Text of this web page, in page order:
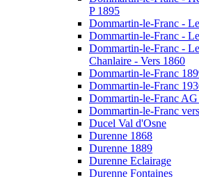
P 1895
Dommartin-le-Franc -
Dommartin-le-Franc -
Dommartin-le-Franc -
Chanlaire - Vers 1860
Dommartin-le-Franc
Dommartin-le-Franc
Dommartin-le-Franc
Dommartin-le-Franc
Ducel Val d'Osne
Durenne 1868
Durenne 1889
Durenne Eclairage
Durenne Fontaines